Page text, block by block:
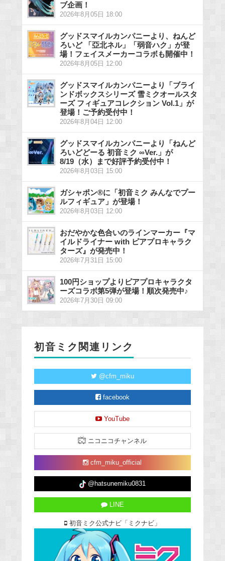
ブ企画！
2026年8月05日 18:00
グッドスマイルカンパニーより、ねんど
ろいど 「亞北ネル」「弱音ハク」が登
場！フェイスメーカーコラボも開催中！
2026年8月05日 12:00
グッドスマイルカンパニーより「ブライ
ンドボックスシリーズ 雪ミクオールスタ
ーズ フィギュアコレクション Vol.1」が
登場！ご予約受付中！
2026年8月04日 12:00
グッドスマイルカンパニーより「ねんど
ろいどどーる 初音ミク ∞Ver.」が
8/19（水）まで好評予約受付中！
2026年8月03日 15:00
ガシャポン®に「初音ミク みんなでプー
ルフィギュア」が登場！
2026年8月03日 12:00
おだやかな色合いのラインマーカー『マ
イルドライナー with ピアプロキャラク
ターズ』が発売中！
2026年7月31日 15:00
100円ショップよりピアプロキャラクタ
ーズコラボ第5弾が登場！順次発売中♪
2026年7月30日 09:00
初音ミク関連リンク
@cfm_miku
facebook
YouTube
ニコニコチャンネル
cfm_miku_official
@hatsunemiku0831
LINE
初音ミク公式ナビ「ミクナビ」